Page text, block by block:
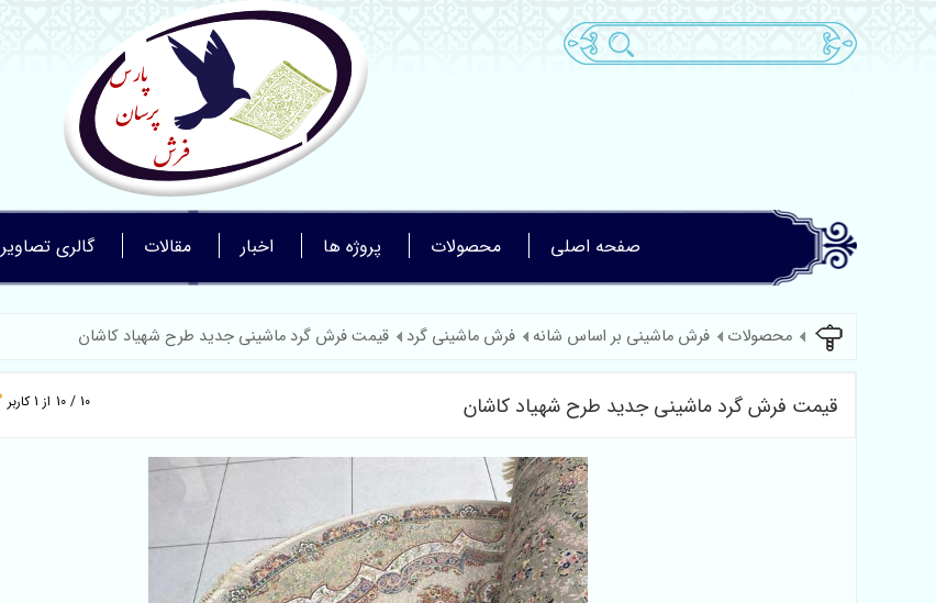
صفحه اصلی محصولات پروژه ها اخبار مقالات گالری تصاویر
محصولات فرش ماشینی بر اساس شانه فرش ماشینی گرد قیمت فرش گرد ماشینی جدید طرح شهیاد کاشان
قیمت فرش گرد ماشینی جدید طرح شهیاد کاشان 10 / 10 از 1کاربر